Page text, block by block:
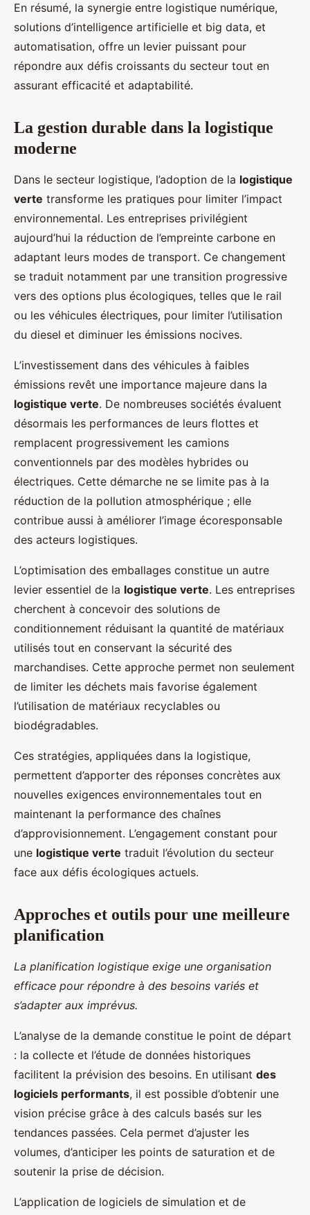
En résumé, la synergie entre logistique numérique,
solutions d’intelligence artificielle et big data, et
automatisation, offre un levier puissant pour
répondre aux défis croissants du secteur tout en
assurant efficacité et adaptabilité.
La gestion durable dans la logistique
moderne
Dans le secteur logistique, l’adoption de la logistique
verte transforme les pratiques pour limiter l’impact
environnemental. Les entreprises privilégient
aujourd’hui la réduction de l’empreinte carbone en
adaptant leurs modes de transport. Ce changement
se traduit notamment par une transition progressive
vers des options plus écologiques, telles que le rail
ou les véhicules électriques, pour limiter l’utilisation
du diesel et diminuer les émissions nocives.
L’investissement dans des véhicules à faibles
émissions revêt une importance majeure dans la
logistique verte. De nombreuses sociétés évaluent
désormais les performances de leurs flottes et
remplacent progressivement les camions
conventionnels par des modèles hybrides ou
électriques. Cette démarche ne se limite pas à la
réduction de la pollution atmosphérique ; elle
contribue aussi à améliorer l’image écoresponsable
des acteurs logistiques.
L’optimisation des emballages constitue un autre
levier essentiel de la logistique verte. Les entreprises
cherchent à concevoir des solutions de
conditionnement réduisant la quantité de matériaux
utilisés tout en conservant la sécurité des
marchandises. Cette approche permet non seulement
de limiter les déchets mais favorise également
l’utilisation de matériaux recyclables ou
biodégradables.
Ces stratégies, appliquées dans la logistique,
permettent d’apporter des réponses concrètes aux
nouvelles exigences environnementales tout en
maintenant la performance des chaînes
d’approvisionnement. L’engagement constant pour
une logistique verte traduit l’évolution du secteur
face aux défis écologiques actuels.
Approches et outils pour une meilleure
planification
La planification logistique exige une organisation
efficace pour répondre à des besoins variés et
s’adapter aux imprévus.
L’analyse de la demande constitue le point de départ
: la collecte et l’étude de données historiques
facilitent la prévision des besoins. En utilisant des
logiciels performants, il est possible d’obtenir une
vision précise grâce à des calculs basés sur les
tendances passées. Cela permet d’ajuster les
volumes, d’anticiper les points de saturation et de
soutenir la prise de décision.
L’application de logiciels de simulation et de